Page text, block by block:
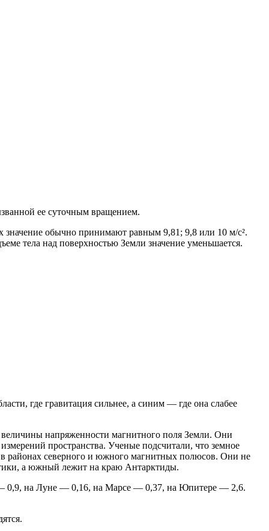
ее суточным вращением.
значение обычно принимают равным 9,81; 9,8 или 10 м/с².
тела над поверхностью Земли значение уменьшается.
где гравитация сильнее, а синим — где она слабее
напряженности магнитного поля Земли. Они
пространства. Ученые подсчитали, что земное
в районах северного и южного магнитных полюсов. Они не
а южный лежит на краю Антарктиды.
— 0,9, на Луне — 0,16, на Марсе — 0,37, на Юпитере — 2,6.